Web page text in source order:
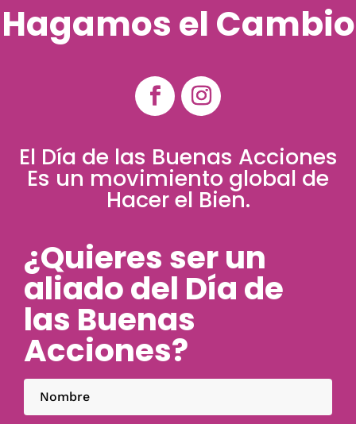
Hagamos el Cambio
El Día de las Buenas Acciones
Es un movimiento global de
Hacer el Bien.
¿Quieres ser un
aliado del Día de
las Buenas
Acciones?